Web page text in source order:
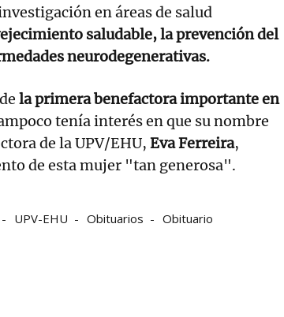
en áreas de salud
saludable, la prevención del
neurodegenerativas.
la primera benefactora importante en
tenía interés en que su nombre
de la UPV/EHU, Eva Ferreira,
de esta mujer "tan generosa".
UPV-EHU Obituarios Obituario